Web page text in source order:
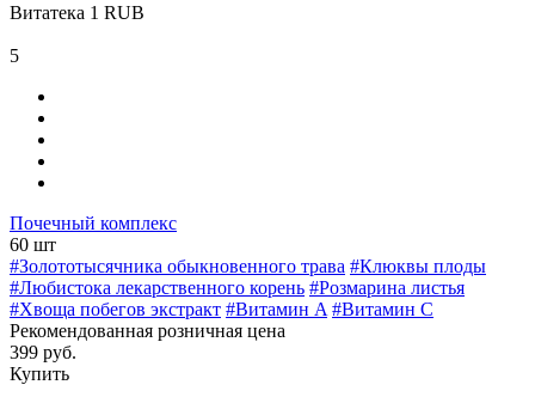
Витатека 1 RUB
5
Почечный комплекс
60 шт
#Золототысячника обыкновенного трава #Клюквы плоды
#Любистока лекарственного корень #Розмарина листья
#Хвоща побегов экстракт #Витамин A #Витамин C
Рекомендованная розничная цена
399 руб.
Купить